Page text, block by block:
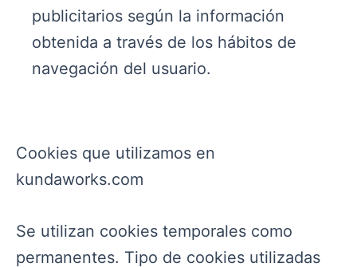
publicitarios según la información
obtenida a través de los hábitos de
navegación del usuario.
Cookies que utilizamos en
kundaworks.com
Se utilizan cookies temporales como
permanentes. Tipo de cookies utilizadas